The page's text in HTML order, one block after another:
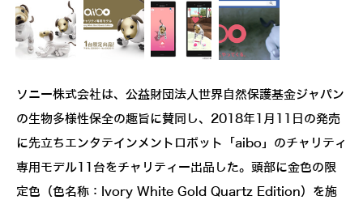
ソニー株式会社は、公益財団法人世界自然保護基金ジャパン
の生物多様性保全の趣旨に賛同し、2018年1月11日の発売
に先立ちエンタテインメントロボット「aibo」のチャリティ
専用モデル11台をチャリティー出品した。頭部に金色の限
定色（色名称：Ivory White Gold Quartz Edition）を施